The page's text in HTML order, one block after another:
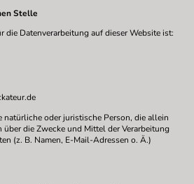
Stelle
die Datenverarbeitung auf dieser Website ist:
oder juristische Person, die allein
über die Zwecke und Mittel der Verarbeitung
(z. B. Namen, E-Mail-Adressen o. Ä.)